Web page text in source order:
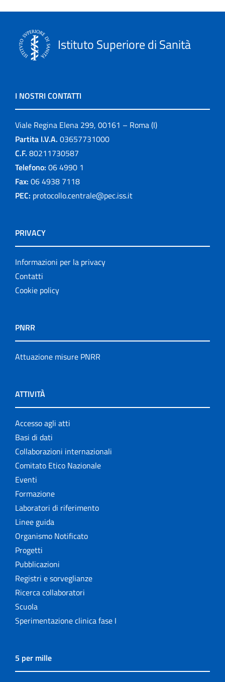
Istituto Superiore di Sanità
I NOSTRI CONTATTI
Viale Regina Elena 299, 00161 – Roma (I)
Partita I.V.A. 03657731000
C.F. 80211730587
Telefono: 06 4990 1
Fax: 06 4938 7118
PEC: protocollo.centrale@pec.iss.it
PRIVACY
Informazioni per la privacy
Contatti
Cookie policy
PNRR
Attuazione misure PNRR
ATTIVITÀ
Accesso agli atti
Basi di dati
Collaborazioni internazionali
Comitato Etico Nazionale
Eventi
Formazione
Laboratori di riferimento
Linee guida
Organismo Notificato
Progetti
Pubblicazioni
Registri e sorveglianze
Ricerca collaboratori
Scuola
Sperimentazione clinica fase I
5 per mille